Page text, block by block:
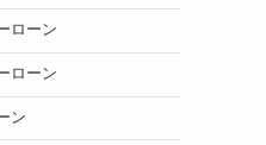
ローン
ローン
ン